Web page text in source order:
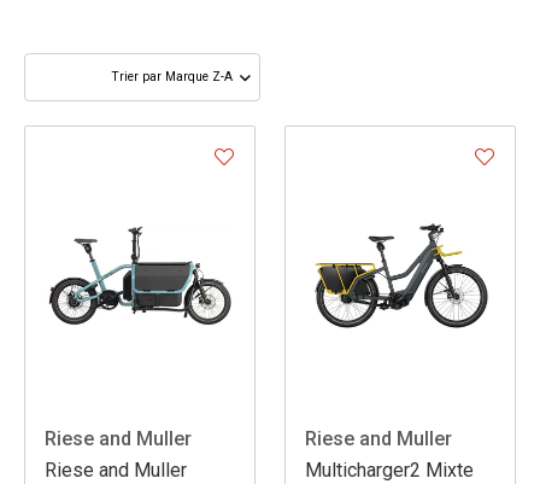
Riese and Muller
Riese and Muller
Riese and Muller
Multicharger2 Mixte